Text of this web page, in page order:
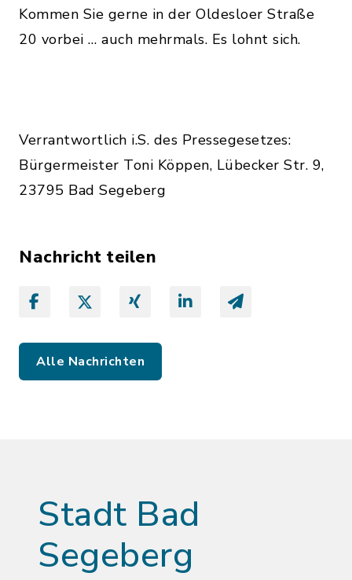
Kommen Sie gerne in der Oldesloer Straße
20 vorbei … auch mehrmals. Es lohnt sich.
Verrantwortlich i.S. des Pressegesetzes:
Bürgermeister Toni Köppen, Lübecker Str. 9,
23795 Bad Segeberg
Nachricht teilen
Alle Nachrichten
Stadt Bad
Segeberg